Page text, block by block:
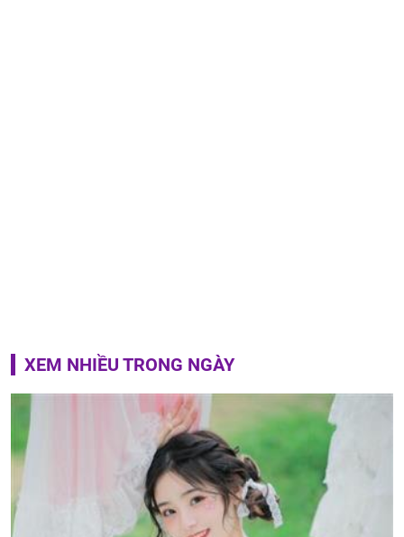
XEM NHIỀU TRONG NGÀY